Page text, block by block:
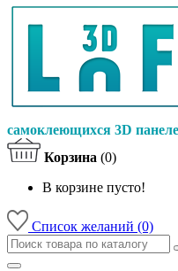
самоклеющихся 3D
Корзина (0)
В корзине пусто!
Список желаний (0)